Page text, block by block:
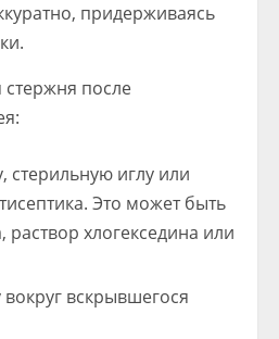
придерживаясь
после
стерильную иглу или
Это может быть
раствор хлогекседина или
вскрывшегося